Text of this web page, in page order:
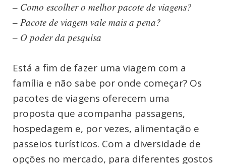
– Como escolher o melhor pacote de viagens?
– Pacote de viagem vale mais a pena?
– O poder da pesquisa
Está a fim de fazer uma viagem com a
família e não sabe por onde começar? Os
pacotes de viagens oferecem uma
proposta que acompanha passagens,
hospedagem e, por vezes, alimentação e
passeios turísticos. Com a diversidade de
opções no mercado, para diferentes gostos